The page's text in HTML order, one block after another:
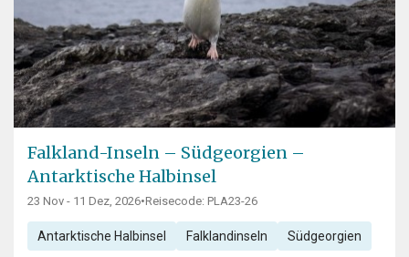
Falkland-Inseln – Südgeorgien –
Antarktische Halbinsel
23 Nov - 11 Dez, 2026•Reisecode: PLA23-26
Antarktische Halbinsel Falklandinseln Südgeorgien